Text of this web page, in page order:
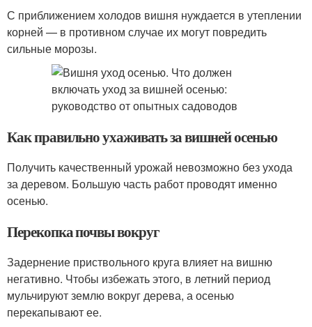
С приближением холодов вишня нуждается в утеплении
корней — в противном случае их могут повредить
сильные морозы.
Как правильно ухаживать за вишней осенью
Получить качественный урожай невозможно без ухода
за деревом. Большую часть работ проводят именно
осенью.
Перекопка почвы вокруг
Задернение приствольного круга влияет на вишню
негативно. Чтобы избежать этого, в летний период
мульчируют землю вокруг дерева, а осенью
перекапывают ее.